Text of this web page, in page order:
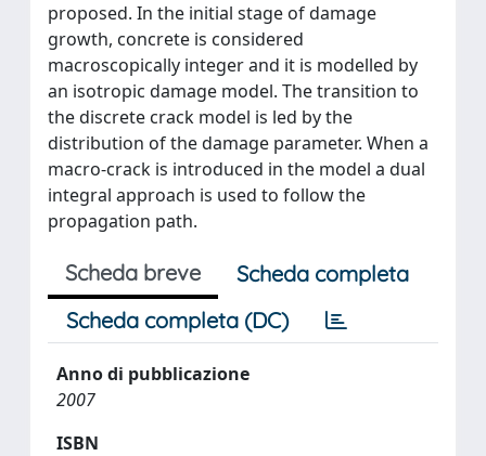
proposed. In the initial stage of damage
growth, concrete is considered
macroscopically integer and it is modelled by
an isotropic damage model. The transition to
the discrete crack model is led by the
distribution of the damage parameter. When a
macro-crack is introduced in the model a dual
integral approach is used to follow the
propagation path.
Scheda breve
Scheda completa
Scheda completa (DC)
Anno di pubblicazione
2007
ISBN